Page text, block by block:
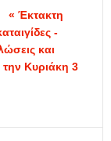
« Έκτακτη
-
και
Κυριάκη 3